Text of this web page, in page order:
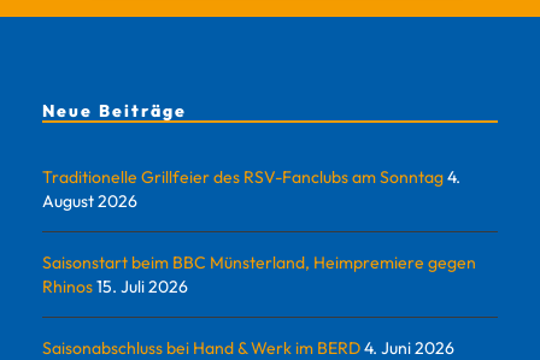
Neue Beiträge
Traditionelle Grillfeier des RSV-Fanclubs am Sonntag4.
August 2026
Saisonstart beim BBC Münsterland, Heimpremiere gegen
Rhinos15. Juli 2026
Saisonabschluss bei Hand & Werk im BERD4. Juni 2026